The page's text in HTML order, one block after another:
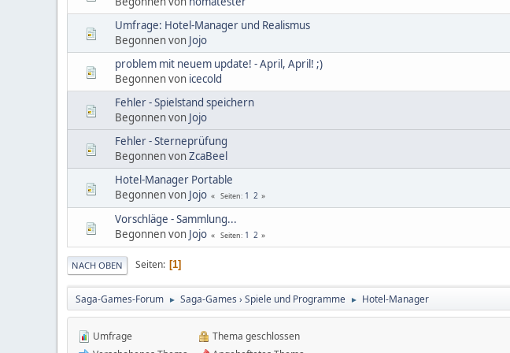
Umfrage: Hotel-Manager und Realismus
Begonnen von Jojo
problem mit neuem update! - April, April! ;)
Begonnen von icecold
Fehler - Spielstand speichern
Begonnen von Jojo
Fehler - Sterneprüfung
Begonnen vonZcaBeel
Hotel-Manager Portable
Begonnen von Jojo Seiten 1 2
Vorschläge - Sammlung...
Begonnen von Jojo Seiten 1 2
NACH OBEN Seiten 1
Saga-Games-Forum ► Saga-Games › Spiele und Programme ► Hotel-Manager
Umfrage
Thema geschlossen